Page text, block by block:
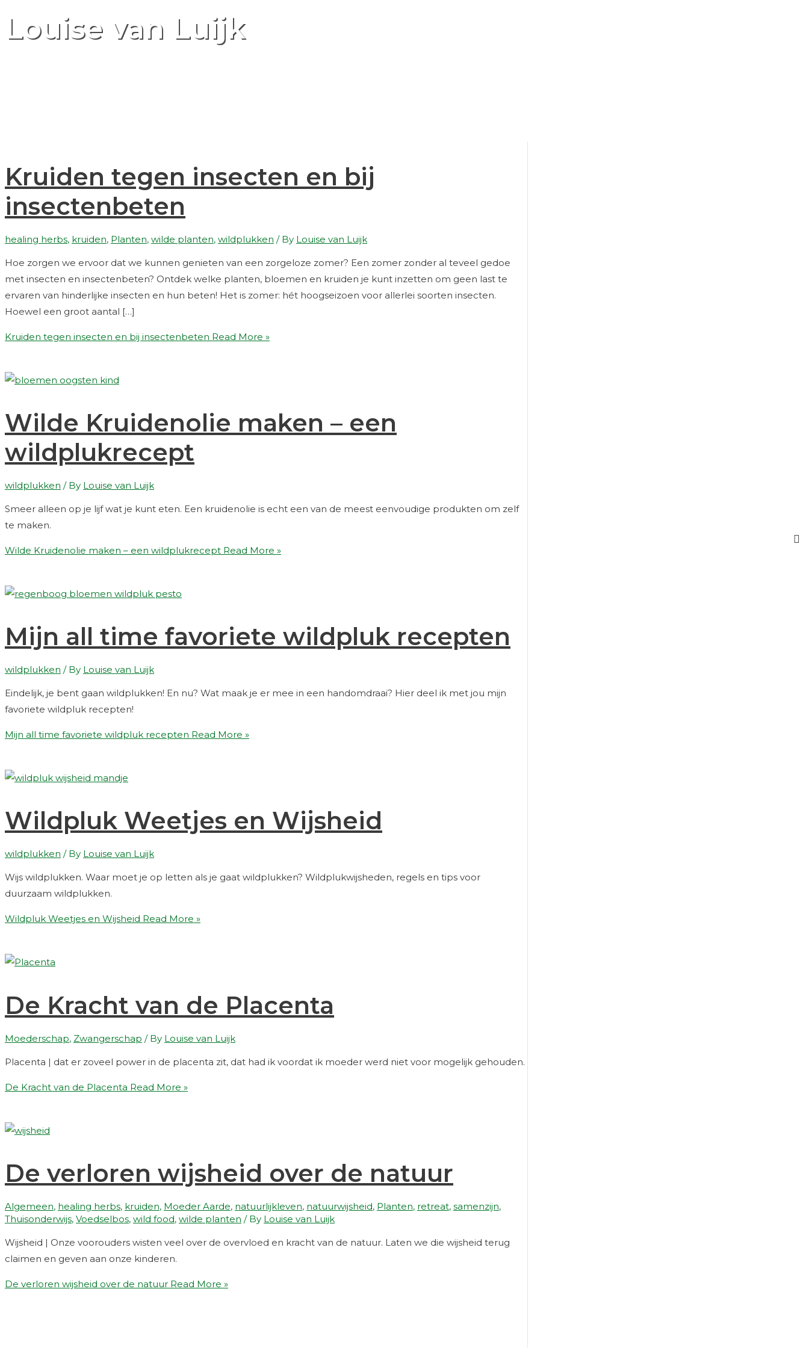
Louise van Luijk
Kruiden tegen insecten en bij
insectenbeten
healing herbs, kruiden, Planten, wilde planten, wildplukken / By Louise van Luijk
Hoe zorgen we ervoor dat we kunnen genieten van een zorgeloze zomer? Een zomer zonder al teveel gedoe
met insecten en insectenbeten? Ontdek welke planten, bloemen en kruiden je kunt inzetten om geen last te
ervaren van hinderlijke insecten en hun beten! Het is zomer: hét hoogseizoen voor allerlei soorten insecten.
Hoewel een groot aantal […]
Kruiden tegen insecten en bij insectenbeten Read More »
Wilde Kruidenolie maken – een
wildplukrecept
wildplukken / By Louise van Luijk
Smeer alleen op je lijf wat je kunt eten. Een kruidenolie is echt een van de meest eenvoudige produkten om zelf
te maken.
Wilde Kruidenolie maken – een wildplukrecept Read More »
Mijn all time favoriete wildpluk recepten
wildplukken / By Louise van Luijk
Eindelijk, je bent gaan wildplukken! En nu? Wat maak je er mee in een handomdraai? Hier deel ik met jou mijn
favoriete wildpluk recepten!
Mijn all time favoriete wildpluk recepten Read More »
Wildpluk Weetjes en Wijsheid
wildplukken / By Louise van Luijk
Wijs wildplukken. Waar moet je op letten als je gaat wildplukken? Wildplukwijsheden, regels en tips voor
duurzaam wildplukken.
Wildpluk Weetjes en Wijsheid Read More »
De Kracht van de Placenta
Moederschap, Zwangerschap / By Louise van Luijk
Placenta | dat er zoveel power in de placenta zit, dat had ik voordat ik moeder werd niet voor mogelijk gehouden.
De Kracht van de Placenta Read More »
De verloren wijsheid over de natuur
Algemeen, healing herbs, kruiden, Moeder Aarde, natuurlijkleven, natuurwijsheid, Planten, retreat, samenzijn,
Thuisonderwijs, Voedselbos, wild food, wilde planten / By Louise van Luijk
Wijsheid | Onze voorouders wisten veel over de overvloed en kracht van de natuur. Laten we die wijsheid terug
claimen en geven aan onze kinderen.
De verloren wijsheid over de natuur Read More »